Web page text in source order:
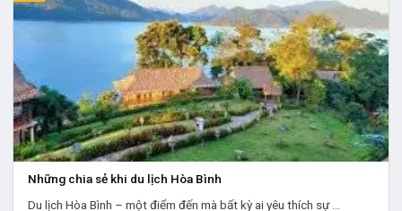
Những chia sẻ khi du lịch Hòa Bình
Du lịch Hòa Bình – một điểm đến mà bất kỳ ai yêu thích sự ...